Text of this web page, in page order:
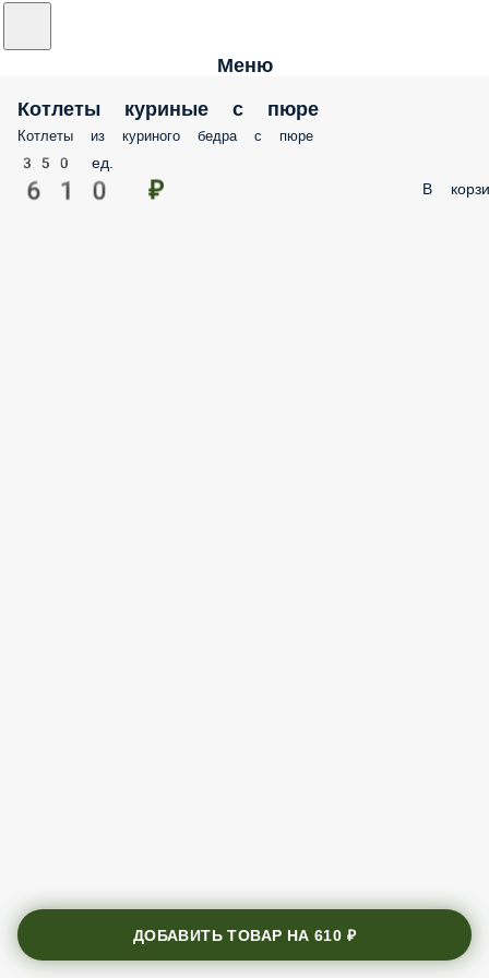
Меню
Котлеты куриные с пюре
Котлеты из куриного бедра с пюре
350 ед.
610 ₽ В
ДОБАВИТЬ ТОВАР НА610 ₽